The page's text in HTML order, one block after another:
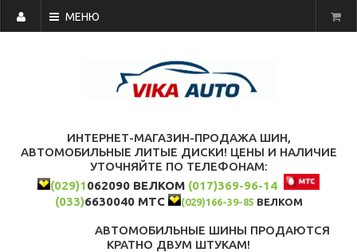
МЕНЮ
ИНТЕРНЕТ-МАГАЗИН-ПРОДАЖА ШИН,
АВТОМОБИЛЬНЫЕ ЛИТЫЕ ДИСКИ! ЦЕНЫ И НАЛИЧИЕ
УТОЧНЯЙТЕ ПО ТЕЛЕФОНАМ:
(029)1062090 ВЕЛКОМ (017)369-96-14
(033)6630040 МТС (029)166-39-85 ВЕЛКОМ
АВТОМОБИЛЬНЫЕ ШИНЫ ПРОДАЮТСЯ
КРАТНО ДВУМ ШТУКАМ!